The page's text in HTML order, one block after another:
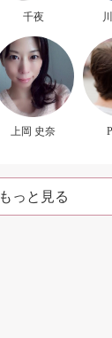
千夜
上岡 史奈
もっと見る